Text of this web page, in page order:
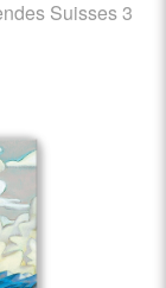
Suisses 3